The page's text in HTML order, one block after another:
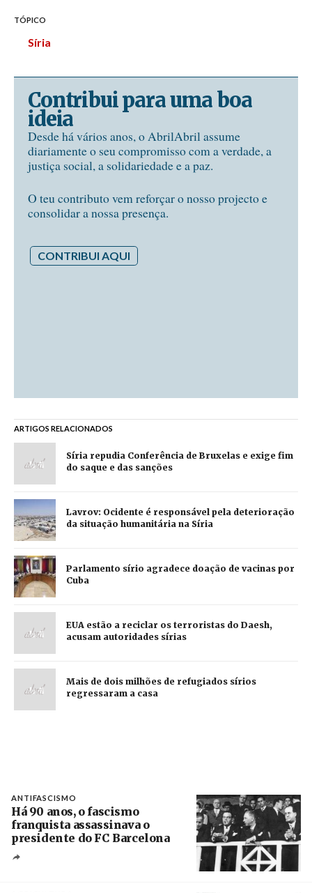
TÓPICO
Síria
Contribui para uma boa
ideia
Desde há vários anos, o AbrilAbril assume
diariamente o seu compromisso com a verdade, a
justiça social, a solidariedade e a paz.
O teu contributo vem reforçar o nosso projecto e
consolidar a nossa presença.
CONTRIBUI AQUI
ARTIGOS RELACIONADOS
Síria repudia Conferência de Bruxelas e exige fim
do saque e das sanções
Lavrov: Ocidente é responsável pela deterioração
da situação humanitária na Síria
Parlamento sírio agradece doação de vacinas por
Cuba
EUA estão a reciclar os terroristas do Daesh,
acusam autoridades sírias
Mais de dois milhões de refugiados sírios
regressaram a casa
ANTIFASCISMO
Há 90 anos, o fascismo
franquista assassinava o
presidente do FC Barcelona